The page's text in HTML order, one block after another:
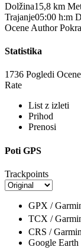
Dolžina15,8 km
Trajanje05:00 h:m
Ocene Author
Statistika
1736 Pogledi Ocene
Rate
List z izleti
Prihod
Prenosi
Poti GPS
Trackpoints
GPX /
TCX /
CRS /
Google